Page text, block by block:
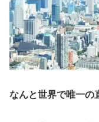
なんと世界で唯一の